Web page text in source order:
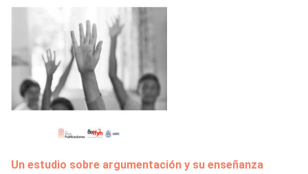
Un estudio sobre argumentación y su enseñanza